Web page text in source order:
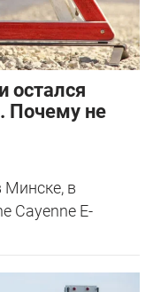
остался
Почему не
в
Cayenne E-